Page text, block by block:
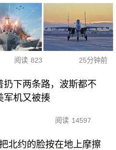
阅读 823 25分钟前
扔下两条路，波斯都不
军机又被揍
阅读 14597
北约的脸按在地上摩擦